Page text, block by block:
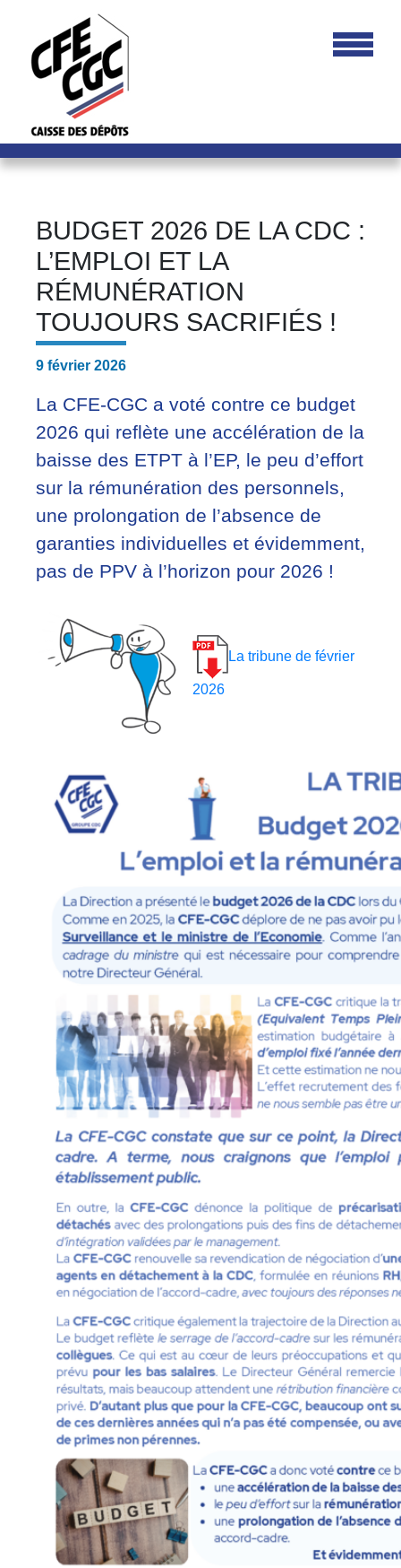
BUDGET 2026 DE LA CDC :
L’EMPLOI ET LA
RÉMUNÉRATION
TOUJOURS SACRIFIÉS !
9 février 2026
La CFE-CGC a voté contre ce budget
2026 qui reflète une accélération de la
baisse des ETPT à l’EP, le peu d’effort
sur la rémunération des personnels,
une prolongation de l’absence de
garanties individuelles et évidemment,
pas de PPV à l’horizon pour 2026 !
La tribune de février
2026